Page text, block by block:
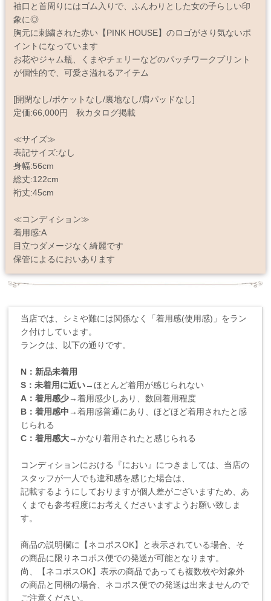
袖口と首周りにはゴム入りで、ふんわりとした女の子らしい印
象に◎
胸元に刺繍された赤い【PINK HOUSE】のロゴがさり気ないポ
イントになっています
お花やジャム瓶、くまやチェリーなどのパッチワークプリント
が個性的で、可愛さ溢れるアイテム
[開閉なし/ポケットなし/裏地なし/肩パッドなし]
定価:66,000円 秋カタログ掲載
≪サイズ≫
表記サイズ:なし
身幅:56cm
総丈:122cm
裄丈:45cm
≪コンディション≫
着用感:A
目立つダメージなく綺麗です
保管によるにおいあります
当店では、シミや難には関係なく「着用感(使用感)」をラン
ク付けしています。
ランクは、以下の通りです。
N：新品未着用
S：未着用に近い→ほとんど着用が感じられない
A：着用感少→着用感少しあり、数回着用程度
B：着用感中→着用感普通にあり、ほどほど着用されたと感
じられる
C：着用感大→かなり着用されたと感じられる
コンディションにおける『におい』につきましては、当店の
スタッフが一人でも違和感を感じた場合は、
記載するようにしておりますが個人差がございますため、あ
くまでも参考程度にお考えくださいますようお願い致しま
す。
商品の説明欄に【ネコポスOK】と表示されている場合、そ
の商品に限りネコポス便での発送が可能となります。
尚、【ネコポスOK】表示の商品であっても複数枚や対象外
の商品と同梱の場合、ネコポス便での発送は出来ませんので
ご注意ください。